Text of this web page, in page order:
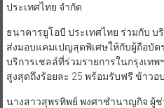
ประเทศไทย จำกัด
ธนาคารยูโอบี ประเทศไทย ร่วมกับ บ
ส่งมอบแคมเปญสุดพิเศษให้กับผู้ถือบั
บริการเชลล์ที่ร่วมรายการในกรุงเท
สูงสุดถึงร้อยละ 25 พร้อมรับฟรี ข้าวอ
นางสาวสุพรทิพย์ พงศาชำนาญกิจ ผู้